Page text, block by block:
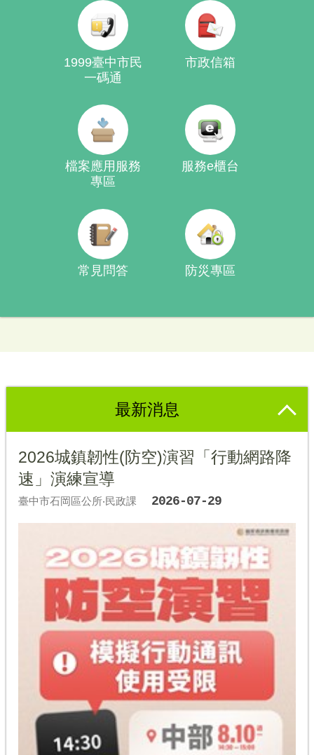
1999臺中市民
一碼通
市政信箱
檔案應用服務
專區
服務e櫃台
常見問答 防災專區
最新消息
2026城鎮韌性(防空)演習「行動網路降
速」演練宣導
臺中市石岡區公所‧民政課 2026-07-29